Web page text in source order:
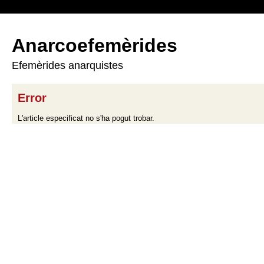
Anarcoefemèrides
Efemèrides anarquistes
Error
L'article especificat no s'ha pogut trobar.